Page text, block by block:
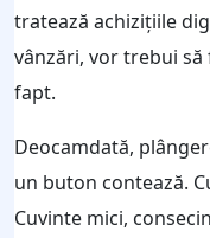
tratează achizițiile
vânzări, vor trebui
fapt.
Deocamdată,
un buton contează.
Cuvinte mici,